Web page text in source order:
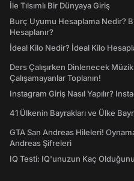
İle Tılsımlı Bir Dünyaya Giriş
Burç Uyumu Hesaplama Nedir?
Hesaplanır?
İdeal Kilo Nedir? İdeal Kilo
Ders Çalışırken Dinlenecek
Çalışamayanlar Toplanın!
Instagram Giriş Nasıl Yapılır?
41 Ülkenin Bayrakları ve Ülke
GTA San Andreas Hileleri!
Andreas Şifreleri
IQ Testi: IQ'unuzun Kaç